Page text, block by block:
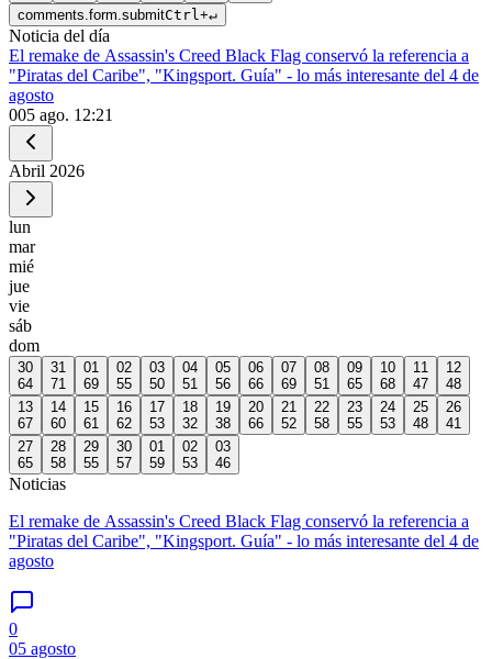
comments.form.submitCtrl +↵
Noticia del día
El remake de Assassin's Creed Black Flag conservó la referencia a
"Piratas del Caribe", "Kingsport. Guía" - lo más interesante del 4 de
agosto
005 ago. 12:21
Abril 2026
lun
mar
mié
jue
vie
sáb
dom
30
64
31
71
01
69
02
55
03
50
04
51
05
56
06
66
07
69
08
51
09
65
10
68
11
47
12
48
13
67
14
60
15
61
16
62
17
53
18
32
19
38
20
66
21
52
22
58
23
55
24
53
25
48
26
41
27
65
28
58
29
55
30
57
01
59
02
53
03
46
Noticias
El remake de Assassin's Creed Black Flag conservó la referencia a
"Piratas del Caribe", "Kingsport. Guía" - lo más interesante del 4 de
agosto
0
05 agosto